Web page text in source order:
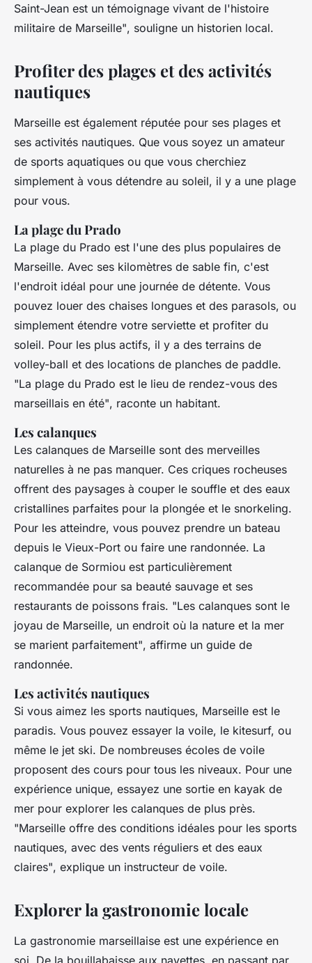
Saint-Jean est un témoignage vivant de l'histoire
militaire de Marseille", souligne un historien local.
Profiter des plages et des activités
nautiques
Marseille est également réputée pour ses plages et
ses activités nautiques. Que vous soyez un amateur
de sports aquatiques ou que vous cherchiez
simplement à vous détendre au soleil, il y a une plage
pour vous.
La plage du Prado
La plage du Prado est l'une des plus populaires de
Marseille. Avec ses kilomètres de sable fin, c'est
l'endroit idéal pour une journée de détente. Vous
pouvez louer des chaises longues et des parasols, ou
simplement étendre votre serviette et profiter du
soleil. Pour les plus actifs, il y a des terrains de
volley-ball et des locations de planches de paddle.
"La plage du Prado est le lieu de rendez-vous des
marseillais en été", raconte un habitant.
Les calanques
Les calanques de Marseille sont des merveilles
naturelles à ne pas manquer. Ces criques rocheuses
offrent des paysages à couper le souffle et des eaux
cristallines parfaites pour la plongée et le snorkeling.
Pour les atteindre, vous pouvez prendre un bateau
depuis le Vieux-Port ou faire une randonnée. La
calanque de Sormiou est particulièrement
recommandée pour sa beauté sauvage et ses
restaurants de poissons frais. "Les calanques sont le
joyau de Marseille, un endroit où la nature et la mer
se marient parfaitement", affirme un guide de
randonnée.
Les activités nautiques
Si vous aimez les sports nautiques, Marseille est le
paradis. Vous pouvez essayer la voile, le kitesurf, ou
même le jet ski. De nombreuses écoles de voile
proposent des cours pour tous les niveaux. Pour une
expérience unique, essayez une sortie en kayak de
mer pour explorer les calanques de plus près.
"Marseille offre des conditions idéales pour les sports
nautiques, avec des vents réguliers et des eaux
claires", explique un instructeur de voile.
Explorer la gastronomie locale
La gastronomie marseillaise est une expérience en